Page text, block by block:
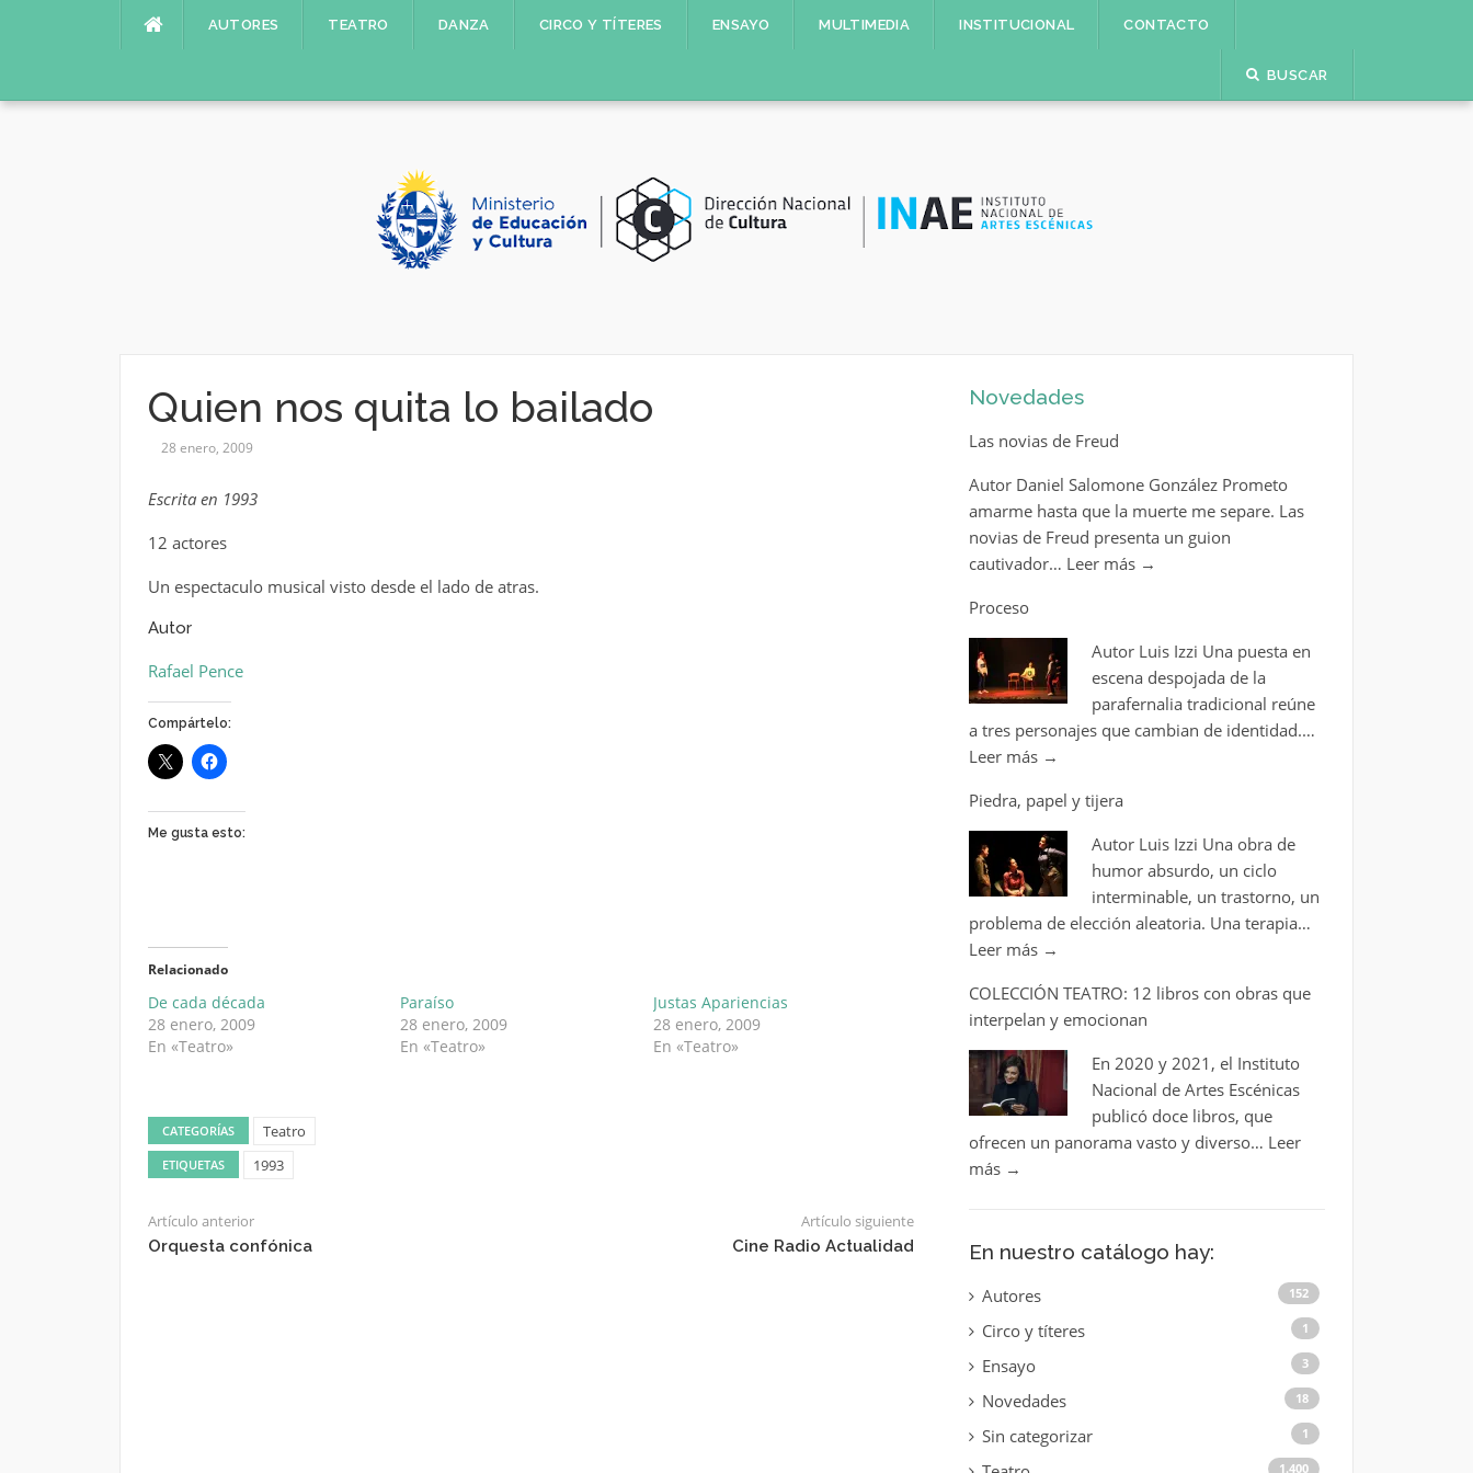
AUTORES TEATRO DANZA CIRCO Y TÍTERES ENSAYO MULTIMEDIA INSTITUCIONAL CONTACTO
BUSCAR
Quien nos quita lo bailado
28 enero, 2009
Escrita en 1993
12 actores
Un espectaculo musical visto desde el lado de atras.
Autor
Rafael Pence
Compártelo:
Me gusta esto:
Relacionado
De cada década
28 enero, 2009
En «Teatro»
Paraíso
28 enero, 2009
En «Teatro»
Justas Apariencias
28 enero, 2009
En «Teatro»
CATEGORÍAS Teatro
ETIQUETAS 1993
Artículo anterior
Orquesta confónica
Artículo siguiente
Cine Radio Actualidad
Novedades
Las novias de Freud
Autor Daniel Salomone González Prometo
amarme hasta que la muerte me separe. Las
novias de Freud presenta un guion
cautivador… Leer más →
Proceso
Autor Luis Izzi Una puesta en
escena despojada de la
parafernalia tradicional reúne
a tres personajes que cambian de identidad.…
Leer más →
Piedra, papel y tijera
Autor Luis Izzi Una obra de
humor absurdo, un ciclo
interminable, un trastorno, un
problema de elección aleatoria. Una terapia…
Leer más →
COLECCIÓN TEATRO: 12 libros con obras que
interpelan y emocionan
En 2020 y 2021, el Instituto
Nacional de Artes Escénicas
publicó doce libros, que
ofrecen un panorama vasto y diverso… Leer
más →
En nuestro catálogo hay:
Autores 152
Circo y títeres 1
Ensayo 3
Novedades 18
Sin categorizar 1
1.400